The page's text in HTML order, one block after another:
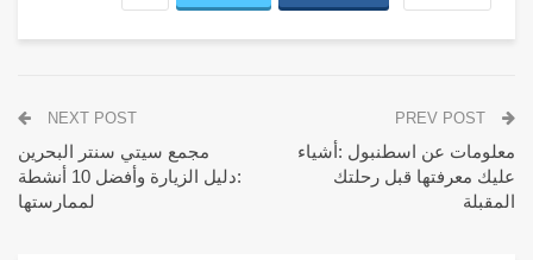
معلومات عن اسطنبول :أشياء
عليك معرفتها قبل رحلتك
المقبلة
NEXT POST
مجمع سيتي سنتر البحرين
:دليل الزيارة وأفضل 10 أنشطة
لممارستها